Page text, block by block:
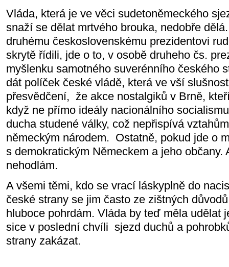
Vláda, která je ve věci sudetoněmeckého
snaží se dělat mrtvého brouka, nedobře
druhému československému prezidentovi
skrytě řídili, jde o to, v osobě druheho čs.
myšlenku samotného suverénního českého
dát políček české vládě, která ve vší
přesvědčení, že akce nostalgiků v Brně,
když ne přímo ideály nacionálního
ducha studené války, což nepřispívá
německým národem. Ostatně, pokud jde o
s demokratickým Německem a jeho občany.
nehodlám.
A všemi těmi, kdo se vrací láskyplně do
české strany se jim často ze zištných
hluboce pohrdám. Vláda by teď měla udělat
sice v poslední chvíli sjezd duchů a
strany zakázat.